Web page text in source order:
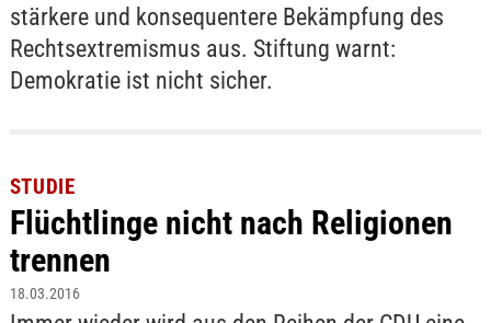
stärkere und konsequentere Bekämpfung des
Rechtsextremismus aus. Stiftung warnt:
Demokratie ist nicht sicher.
STUDIE
Flüchtlinge nicht nach Religionen
trennen
18.03.2016